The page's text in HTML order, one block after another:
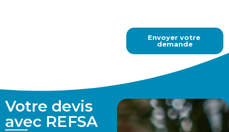
Votre devis
avec REFSA